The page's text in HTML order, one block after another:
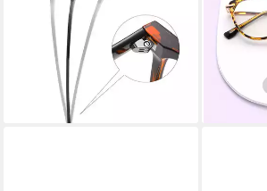
Federscharnier Mehrfarbig
31,99 €
39,99 €
lieferbar in 3 Wochen
29,99 €
lieferbar